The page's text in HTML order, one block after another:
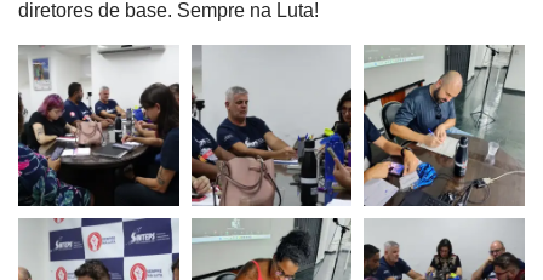
diretores de base. Sempre na Luta!